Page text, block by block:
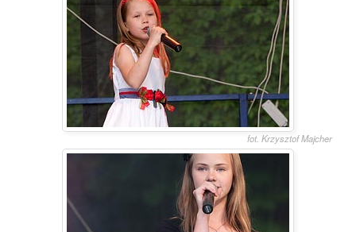
fot. Krzysztof Majcher